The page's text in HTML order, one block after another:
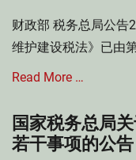
利
化
革
范
性
件
建
设
Tags
政
策
财政部 税务总局公告
维护建设税法》已由
Read More …
Categories
城
市
国家税务总局
若干事项的公告